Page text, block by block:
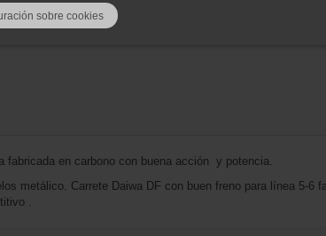
sobre cookies
en carbono con buena acción y potencia.
metálico. Carrete Daiwa DF con buen freno para línea 5-6
.